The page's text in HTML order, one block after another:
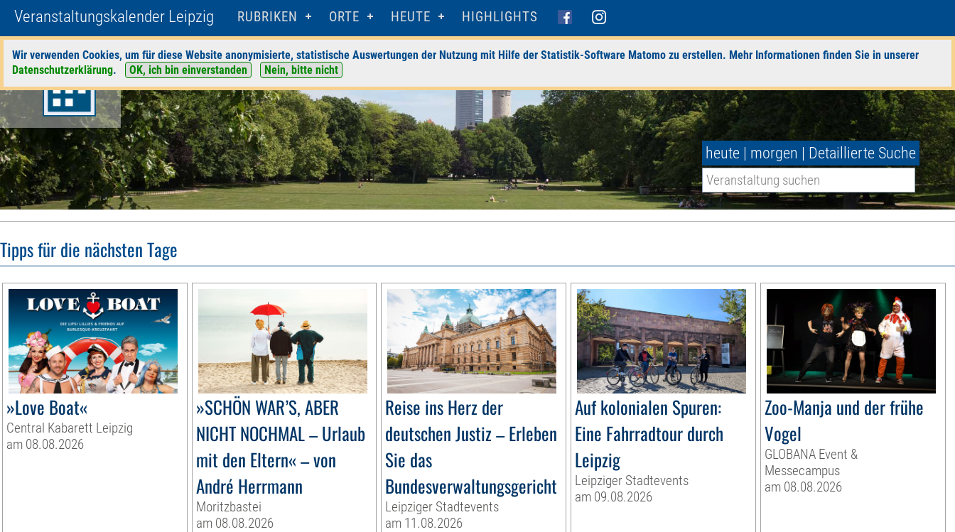
Veranstaltungskalender Leipzig RUBRIKEN ORTE HEUTE HIGHLIGHTS
Wir verwenden Cookies, um für diese Website anonymisierte, statistische Auswertungen der Nutzung mit Hilfe der Statistik-Software Matomo zu erstellen. Mehr Informationen finden Sie in unserer
Datenschutzerklärung. OK, ich bin einverstanden Nein, bitte nicht
heute | morgen | Detaillierte Suche
Tipps für die nächsten Tage
»Love Boat«
Central Kabarett Leipzig
am 08.08.2026
»SCHÖN WAR’S, ABER
NICHT NOCHMAL – Urlaub
mit den Eltern« – von
André Herrmann
Moritzbastei
am 08.08.2026
Reise ins Herz der
deutschen Justiz – Erleben
Sie das
Bundesverwaltungsgericht
Leipziger Stadtevents
am 11.08.2026
Auf kolonialen Spuren:
Eine Fahrradtour durch
Leipzig
Leipziger Stadtevents
am 09.08.2026
Zoo-Manja und der frühe
Vogel
GLOBANA Event &
Messecampus
am 08.08.2026